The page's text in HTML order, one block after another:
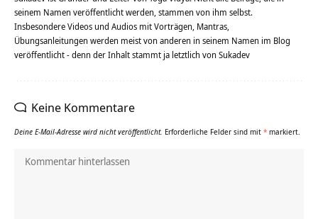
seinem Namen veröffentlicht werden, stammen von ihm selbst.
Insbesondere Videos und Audios mit Vorträgen, Mantras,
Übungsanleitungen werden meist von anderen in seinem Namen im Blog
veröffentlicht - denn der Inhalt stammt ja letztlich von Sukadev
Keine Kommentare
Deine E-Mail-Adresse wird nicht veröffentlicht. Erforderliche Felder sind mit * markiert.